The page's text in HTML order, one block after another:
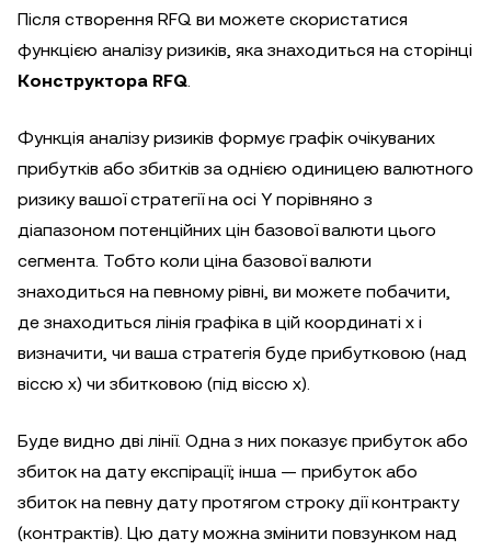
Після створення RFQ ви можете скористатися
функцією аналізу ризиків, яка знаходиться на сторінці
Конструктора RFQ.
Функція аналізу ризиків формує графік очікуваних
прибутків або збитків за однією одиницею валютного
ризику вашої стратегії на осі Y порівняно з
діапазоном потенційних цін базової валюти цього
сегмента. Тобто коли ціна базової валюти
знаходиться на певному рівні, ви можете побачити,
де знаходиться лінія графіка в цій координаті х і
визначити, чи ваша стратегія буде прибутковою (над
віссю х) чи збитковою (під віссю х).
Буде видно дві лінії. Одна з них показує прибуток або
збиток на дату експірації; інша — прибуток або
збиток на певну дату протягом строку дії контракту
(контрактів). Цю дату можна змінити повзунком над